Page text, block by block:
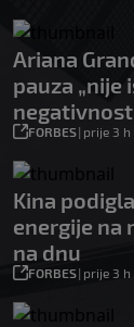
Ariana
pauza „nije
FORBES| prije 3 h
Kina
energije na
na dnu
FORBES| prije 3 h